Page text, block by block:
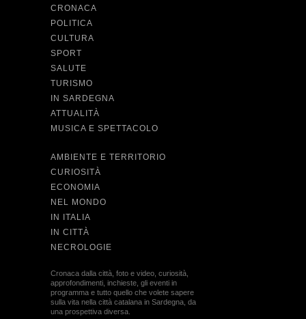
CRONACA
POLITICA
CULTURA
SPORT
SALUTE
TURISMO
IN SARDEGNA
ATTUALITÀ
MUSICA E SPETTACOLO
AMBIENTE E TERRITORIO
CURIOSITÀ
ECONOMIA
NEL MONDO
IN ITALIA
IN CITTÀ
NECROLOGIE
Cronaca dalla città, foto e video, curiosità,
approfondimenti, inchieste, gli eventi in
programma e tutto quello che volete sapere
sulla vita nella città catalana in Sardegna, da
una prospettiva diversa.